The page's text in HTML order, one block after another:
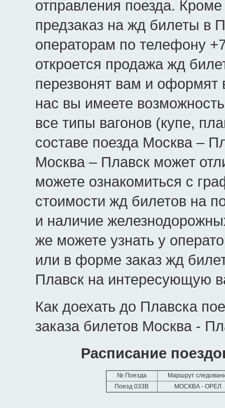
отправления поезда.
предзаказ на жд билеты в
операторам по телефону
откроется продажа жд
перезвонят вам и оформят
нас вы имеете
все типы вагонов (купе,
составе поезда Москва –
Москва – Плавск может
можете ознакомиться с
стоимости жд билетов на
и наличие
же можете узнать у
или в форме заказ жд
Плавск на интересующую
Как доехать до Плавска
заказа билетов Москва -
Расписание
№ Поезда
Маршрут
Поезд 033В
МОСКВА - ОРЕЛ